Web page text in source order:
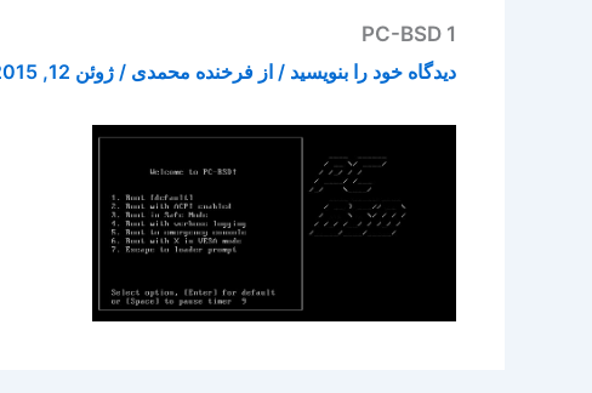
PC-BSD 1
دیدگاه‌ خود را بنویسید / از فرخنده محمدی / ژوئن 12, 2015